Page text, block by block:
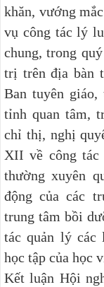
khăn, vướng
vụ công tác lý
chung, trong
trị trên địa bàn
Ban tuyên giáo,
tỉnh quan tâm,
chỉ thị, nghị
XII về công
thường xuyên
động của các
trung tâm bồi
tác quản lý các
học tập của học
Kết luận Hội